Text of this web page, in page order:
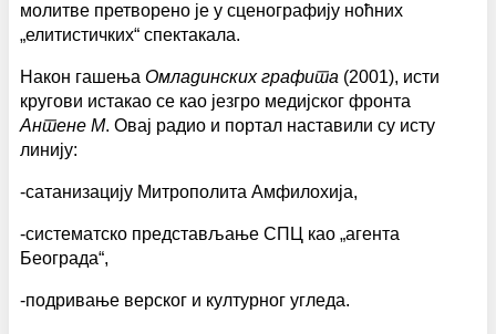
молитве претворено је у сценографију ноћних
„елитистичких“ спектакала.
Након гашења Омладинских графита (2001), исти
кругови истакао се као језгро медијског фронта
Антене М. Овај радио и портал наставили су исту
линију:
-сатанизацију Митрополита Амфилохија,
-систематско представљање СПЦ као „агента
Београда“,
-подривање верског и културног угледа.